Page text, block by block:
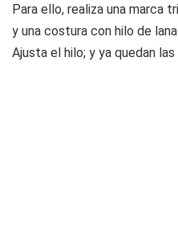
Para ello, realiza una marca
y una costura con hilo de
Ajusta el hilo; y ya quedan las